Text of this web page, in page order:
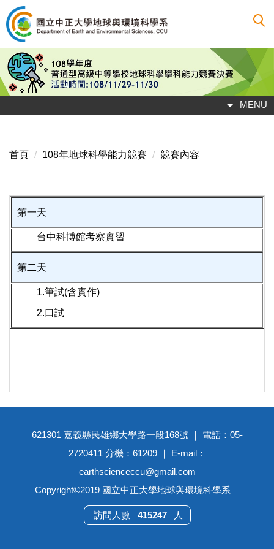
跳
到
主
要
內
容
區
MENU
首頁 108年地球科學能力競賽 競賽內容
第一天
台中科博館考察實習
第二天
1.筆試(含實作)
2.口試
621301 嘉義縣民雄鄉大學路一段168號 ｜ 電話：05-
2720411 分機：61209 ｜ E-mail：
earthscienceccu@gmail.com
Copyright©2019 國立中正大學地球與環境科學系
415247